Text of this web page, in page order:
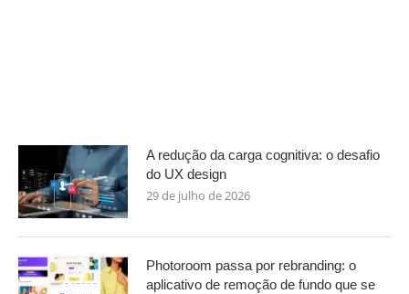
A redução da carga cognitiva: o desafio
do UX design
29 de julho de 2026
Photoroom passa por rebranding: o
aplicativo de remoção de fundo que se